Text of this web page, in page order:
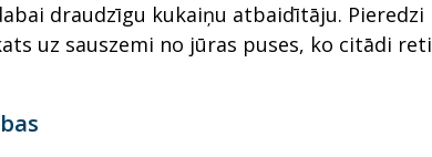
draudzīgu kukaiņu atbaidītāju. Pieredzi
uz sauszemi no jūras puses, ko citādi reti